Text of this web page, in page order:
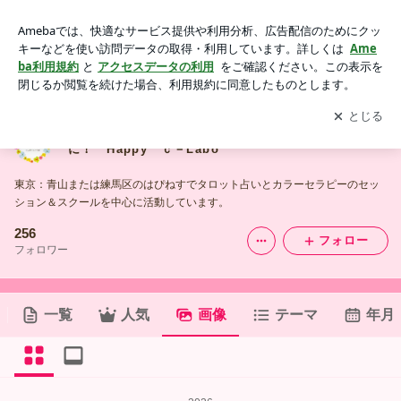
appy ｃ－Laboの画像
アプリをダウンロードして ブログの更新通知
を受け取りまし
ょう。
開く
に！ Happy ｃ－Labo
東京：青山または練馬区のはぴねすでタロット占いとカラーセラピーのセッ
ション＆スクールを中心に活動しています。
256
フォロワー
フォロー
一覧 人気 画像 テーマ 年月